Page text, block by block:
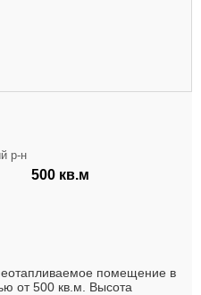
р-н
500 кв.м
помещение в
от 500 кв.м. Высота